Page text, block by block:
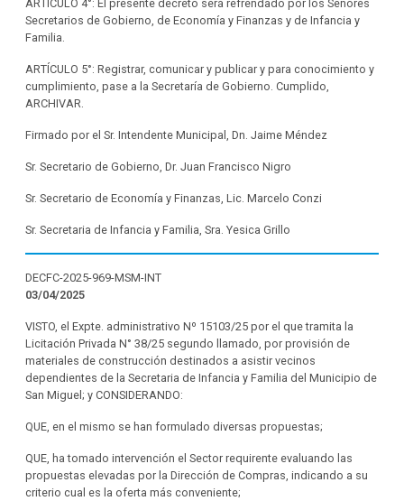
ARTICULO 4°: El presente decreto será refrendado por los Señores
Secretarios de Gobierno, de Economía y Finanzas y de Infancia y
Familia.
ARTÍCULO 5°: Registrar, comunicar y publicar y para conocimiento y
cumplimiento, pase a la Secretaría de Gobierno. Cumplido,
ARCHIVAR.
Firmado por el Sr. Intendente Municipal, Dn. Jaime Méndez
Sr. Secretario de Gobierno, Dr. Juan Francisco Nigro
Sr. Secretario de Economía y Finanzas, Lic. Marcelo Conzi
Sr. Secretaria de Infancia y Familia, Sra. Yesica Grillo
DECFC-2025-969-MSM-INT
03/04/2025
VISTO, el Expte. administrativo Nº 15103/25 por el que tramita la
Licitación Privada N° 38/25 segundo llamado, por provisión de
materiales de construcción destinados a asistir vecinos
dependientes de la Secretaria de Infancia y Familia del Municipio de
San Miguel; y CONSIDERANDO:
QUE, en el mismo se han formulado diversas propuestas;
QUE, ha tomado intervención el Sector requirente evaluando las
propuestas elevadas por la Dirección de Compras, indicando a su
criterio cual es la oferta más conveniente;